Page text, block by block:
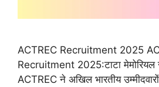
ACTREC Recruitment 2025
Recruitment 2025:टाटा
ACTREC ने अखिल भारतीय